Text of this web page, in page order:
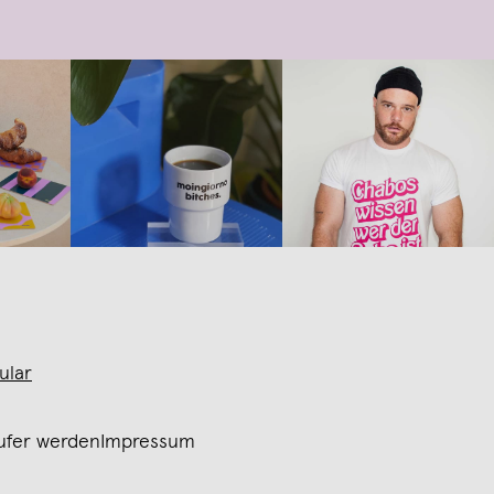
werden Impressum